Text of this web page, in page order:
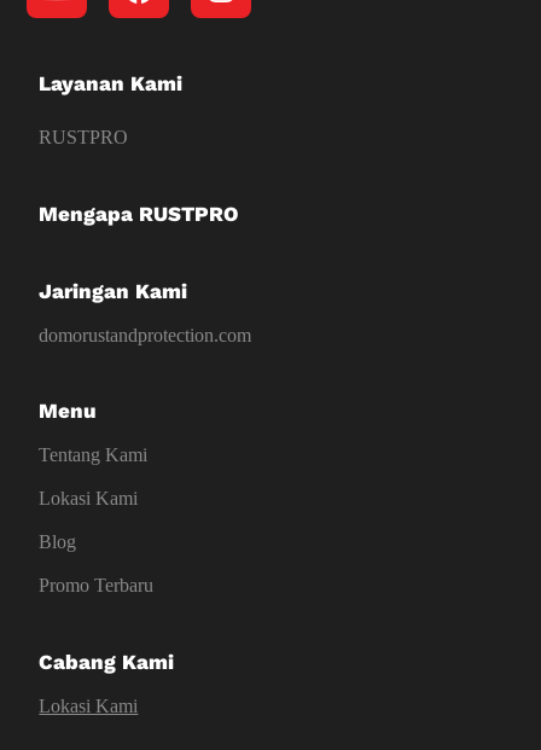
Layanan Kami
RUSTPRO
Mengapa RUSTPRO
Jaringan Kami
domorustandprotection.com
Menu
Tentang Kami
Lokasi Kami
Blog
Promo Terbaru
Cabang Kami
Lokasi Kami